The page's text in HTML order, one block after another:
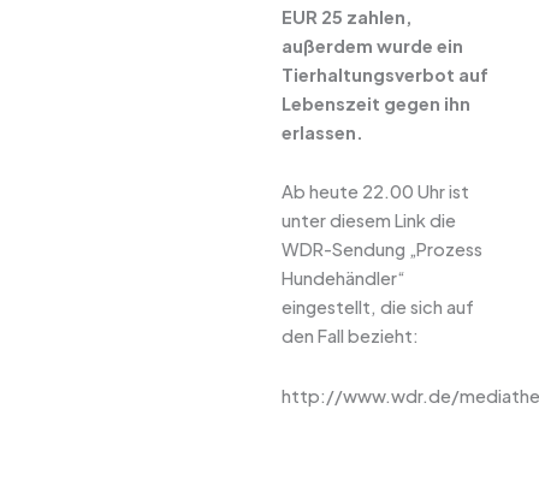
EUR 25 zahlen,
außerdem wurde ein
Tierhaltungsverbot auf
Lebenszeit gegen ihn
erlassen.
Ab heute 22.00 Uhr ist
unter diesem Link die
WDR-Sendung „Prozess
Hundehändler“
eingestellt, die sich auf
den Fall bezieht:
http://www.wdr.de/